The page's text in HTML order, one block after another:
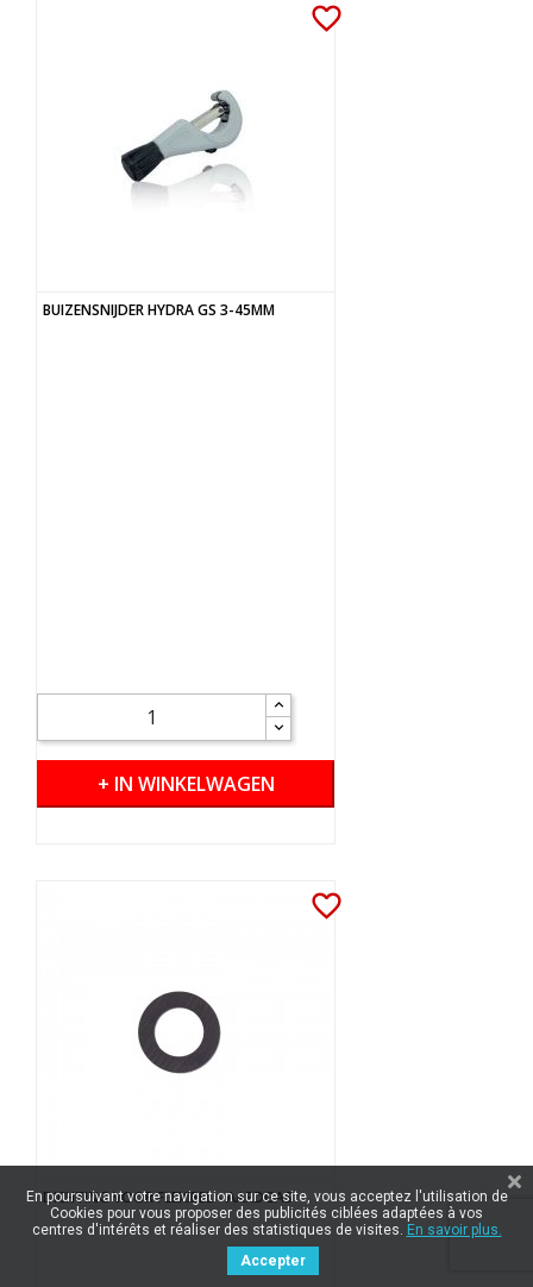
favorite_border
BUIZENSNIJDER HYDRA GS 3-45MM
+ IN WINKELWAGEN
favorite_border
DICHTING VOOR FLEXIBEL - AARDGAS
En poursuivant votre navigation sur ce site, vous acceptez l'utilisation de
Cookies pour vous proposer des publicités ciblées adaptées à vos
centres d'intérêts et réaliser des statistiques de visites. En savoir plus.
Accepter